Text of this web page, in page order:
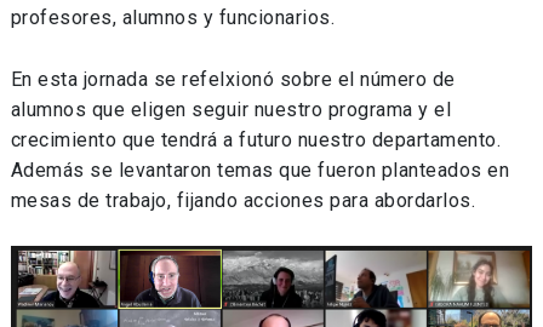
profesores, alumnos y funcionarios.
En esta jornada se refelxionó sobre el número de
alumnos que eligen seguir nuestro programa y el
crecimiento que tendrá a futuro nuestro departamento.
Además se levantaron temas que fueron planteados en
mesas de trabajo, fijando acciones para abordarlos.